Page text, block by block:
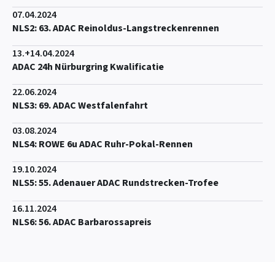
07.04.2024
NLS2: 63. ADAC Reinoldus-Langstreckenrennen
13.+14.04.2024
ADAC 24h Nürburgring Kwalificatie
22.06.2024
NLS3: 69. ADAC Westfalenfahrt
03.08.2024
NLS4: ROWE 6u ADAC Ruhr-Pokal-Rennen
19.10.2024
NLS5: 55. Adenauer ADAC Rundstrecken-Trofee
16.11.2024
NLS6: 56. ADAC Barbarossapreis